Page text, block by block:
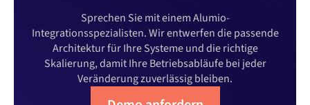
Sprechen Sie mit einem Alumio-
Integrationsspezialisten. Wir entwerfen die passende
Architektur für Ihre Systeme und die richtige
Skalierung, damit Ihre Betriebsabläufe bei jeder
Veränderung zuverlässig bleiben.